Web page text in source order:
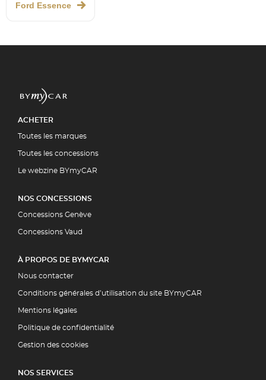
Ford Essence
ACHETER
Toutes les marques
Toutes les concessions
Le webzine BYmyCAR
NOS CONCESSIONS
Concessions Genève
Concessions Vaud
À PROPOS DE BYMYCAR
Nous contacter
Conditions générales d’utilisation du site BYmyCAR
Mentions légales
Politique de confidentialité
Gestion des cookies
NOS SERVICES